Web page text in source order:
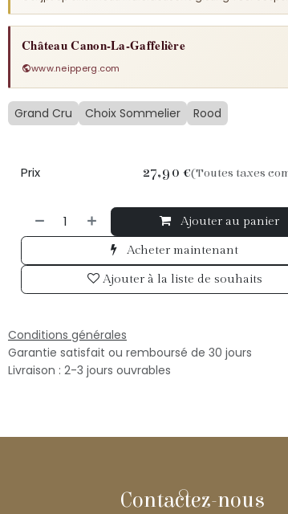
Château Canon-La-Gaffelière
www.neipperg.com
Grand Cru Choix Sommelier Rood
Ajouter au panier
Acheter maintenant
Ajouter à la liste de souhaits
Prix 27,90 €(Toutes taxes
Conditions générales
Garantie satisfait ou remboursé de 30 jours
Livraison : 2-3 jours ouvrables
Contactez-nous